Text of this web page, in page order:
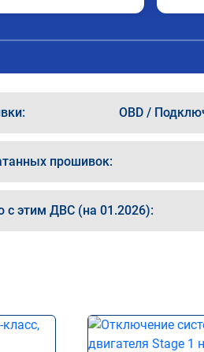
OBD /
прошивок:
с этим ДВС (на 01.2026):